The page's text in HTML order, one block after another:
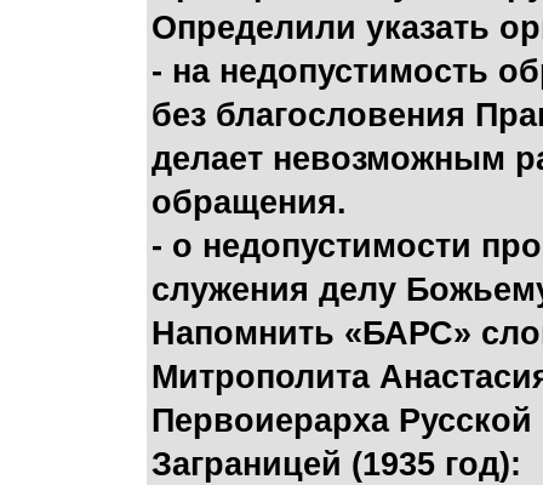
Определили указать
- на недопустимость
без благословения
делает невозможным
обращения.
- о недопустимости
служения делу
Напомнить «БАРС»
Митрополита
Первоиерарха
Заграницей (1935 год):